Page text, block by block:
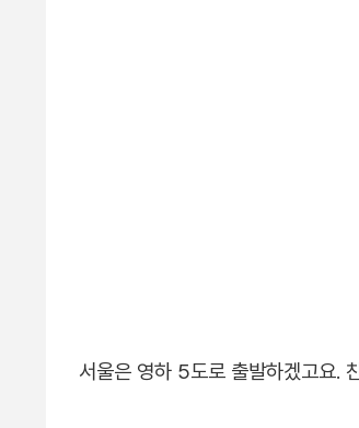
서울은 영하 5도로 출발하겠고요.